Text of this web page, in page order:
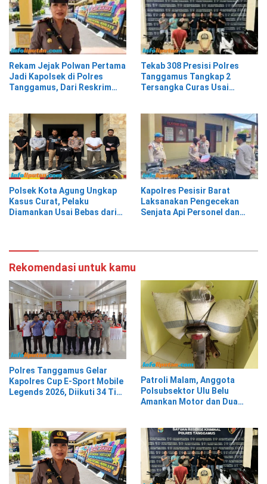
Rekam Jejak Polwan Pertama
Jadi Kapolsek di Polres
Tanggamus, Dari Reskrim
Tekab 308 Presisi Polres
Tanggamus Tangkap 2
Tersangka Curas Usai
Polsek Kota Agung Ungkap
Kasus Curat, Pelaku
Diamankan Usai Bebas dari
Kapolres Pesisir Barat
Laksanakan Pengecekan
Senjata Api Personel dan
Rekomendasi untuk kamu
Polres Tanggamus Gelar
Kapolres Cup E-Sport Mobile
Legends 2026, Diikuti 34 Tim
Patroli Malam, Anggota
Polsubsektor Ulu Belu
Amankan Motor dan Dua